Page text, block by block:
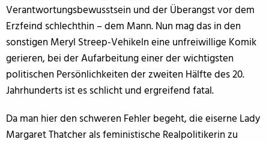
Verantwortungsbewusstsein und der Überangst vor dem
Erzfeind schlechthin – dem Mann. Nun mag das in den
sonstigen Meryl Streep-Vehikeln eine unfreiwillige Komik
gerieren, bei der Aufarbeitung einer der wichtigsten
politischen Persönlichkeiten der zweiten Hälfte des 20.
Jahrhunderts ist es schlicht und ergreifend fatal.
Da man hier den schweren Fehler begeht, die eiserne Lady
Margaret Thatcher als feministische Realpolitikerin zu